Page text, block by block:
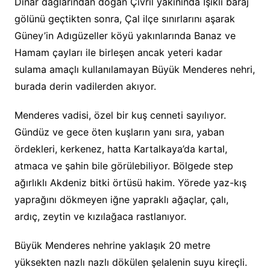
gölünü geçtikten sonra, Çal ilçe sınırlarını aşarak
Güney’in Adıgüzeller köyü yakınlarında Banaz ve
Hamam çayları ile birleşen ancak yeteri kadar
sulama amaçlı kullanılamayan Büyük Menderes nehri,
burada derin vadilerden akıyor.
Menderes vadisi, özel bir kuş cenneti sayılıyor.
Gündüz ve gece öten kuşların yanı sıra, yaban
ördekleri, kerkenez, hatta Kartalkaya’da kartal,
atmaca ve şahin bile görülebiliyor. Bölgede step
ağırlıklı Akdeniz bitki örtüsü hakim. Yörede yaz-kış
yaprağını dökmeyen iğne yapraklı ağaçlar, çalı,
ardıç, zeytin ve kızılağaca rastlanıyor.
Büyük Menderes nehrine yaklaşık 20 metre
yüksekten nazlı nazlı dökülen şelalenin suyu kireçli.